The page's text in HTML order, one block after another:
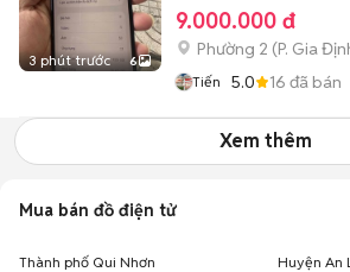
3 phút trước 6
9.000.000 đ
Phường 2 (P. Gia
Tiến 5.0 16 đã bán
Xem thêm
Mua bán đồ điện tử
Thành phố Qui Nhơn Huyện An